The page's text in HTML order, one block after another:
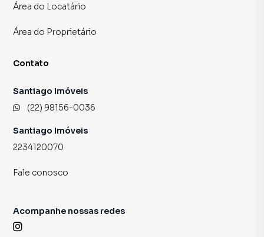
Área do Locatário
Área do Proprietário
Contato
Santiago Imóveis
(22) 98156-0036
Santiago Imóveis
2234120070
Fale conosco
Acompanhe nossas redes